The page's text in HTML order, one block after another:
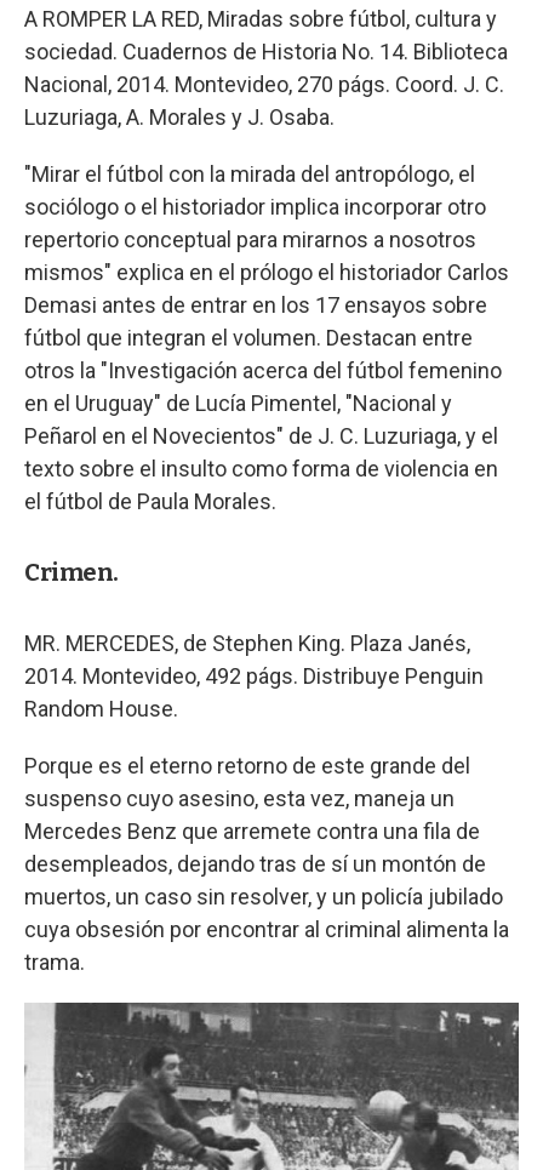
A ROMPER LA RED, Miradas sobre fútbol, cultura y
sociedad. Cuadernos de Historia No. 14. Biblioteca
Nacional, 2014. Montevideo, 270 págs. Coord. J. C.
Luzuriaga, A. Morales y J. Osaba.
"Mirar el fútbol con la mirada del antropólogo, el
sociólogo o el historiador implica incorporar otro
repertorio conceptual para mirarnos a nosotros
mismos" explica en el prólogo el historiador Carlos
Demasi antes de entrar en los 17 ensayos sobre
fútbol que integran el volumen. Destacan entre
otros la "Investigación acerca del fútbol femenino
en el Uruguay" de Lucía Pimentel, "Nacional y
Peñarol en el Novecientos" de J. C. Luzuriaga, y el
texto sobre el insulto como forma de violencia en
el fútbol de Paula Morales.
Crimen.
MR. MERCEDES, de Stephen King. Plaza Janés,
2014. Montevideo, 492 págs. Distribuye Penguin
Random House.
Porque es el eterno retorno de este grande del
suspenso cuyo asesino, esta vez, maneja un
Mercedes Benz que arremete contra una fila de
desempleados, dejando tras de sí un montón de
muertos, un caso sin resolver, y un policía jubilado
cuya obsesión por encontrar al criminal alimenta la
trama.